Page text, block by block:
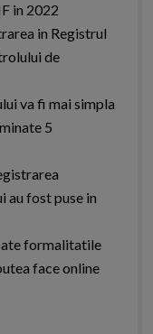
in 2022
in Registrul
de
va fi mai simpla
5
au fost puse in
formalitatile
face online